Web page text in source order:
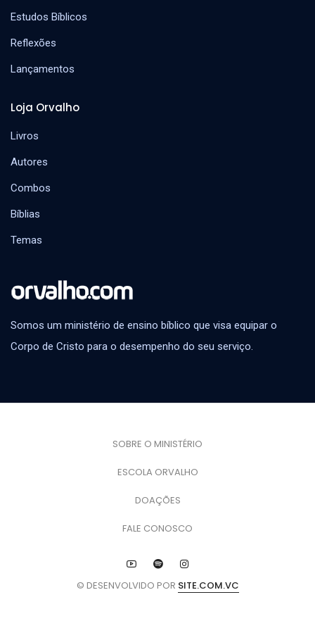
Somos um ministério de ensino bíblico que visa equipar o
Corpo de Cristo para o desempenho do seu serviço.
Loja Orvalho
Livros
Autores
Combos
Bíblias
Temas
Estudos Bíblicos
Reflexões
Lançamentos
SOBRE O MINISTÉRIO
ESCOLA ORVALHO
DOAÇÕES
FALE CONOSCO
© DESENVOLVIDO POR SITE.COM.VC